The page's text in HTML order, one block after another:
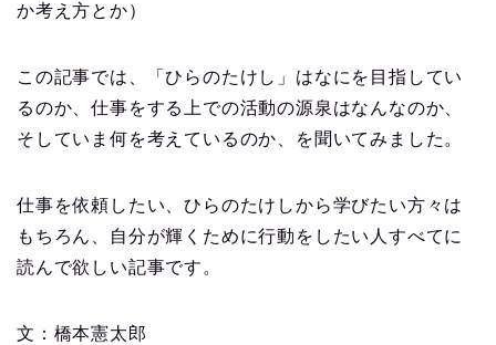
か考え方とか）
この記事では、「ひらのたけし」はなにを目指してい
るのか、仕事をする上での活動の源泉はなんなのか、
そしていま何を考えているのか、を聞いてみました。
仕事を依頼したい、ひらのたけしから学びたい方々は
もちろん、自分が輝くために行動をしたい人すべてに
読んで欲しい記事です。
文：橋本憲太郎